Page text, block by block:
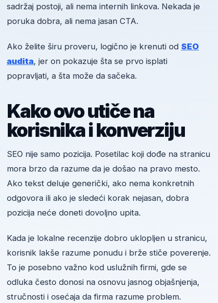
sadržaj postoji, ali nema internih linkova. Nekada je
poruka dobra, ali nema jasan CTA.
Ako želite širu proveru, logično je krenuti od SEO
audita, jer on pokazuje šta se prvo isplati
popravljati, a šta može da sačeka.
Kako ovo utiče na
korisnika i konverziju
SEO nije samo pozicija. Posetilac koji dođe na stranicu
mora brzo da razume da je došao na pravo mesto.
Ako tekst deluje generički, ako nema konkretnih
odgovora ili ako je sledeći korak nejasan, dobra
pozicija neće doneti dovoljno upita.
Kada je lokalne recenzije dobro uklopljen u stranicu,
korisnik lakše razume ponudu i brže stiče poverenje.
To je posebno važno kod uslužnih firmi, gde se
odluka često donosi na osnovu jasnog objašnjenja,
stručnosti i osećaja da firma razume problem.